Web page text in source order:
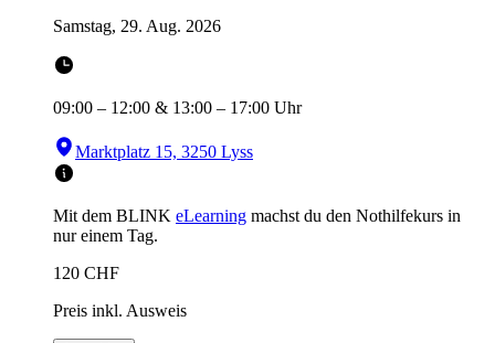
Samstag, 29. Aug. 2026
09:00 – 12:00 & 13:00 – 17:00 Uhr
Marktplatz 15, 3250 Lyss
Mit dem BLINK eLearning machst du den Nothilfekurs in
nur einem Tag.
120 CHF
Preis inkl. Ausweis